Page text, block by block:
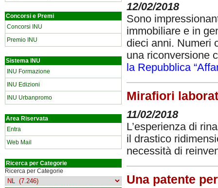
Concorsi e Premi
Concorsi INU
Premio INU
Sistema INU
INU Formazione
INU Edizioni
INU Urbanpromo
Area Riservata
Entra
Web Mail
Ricerca per Categorie
Ricerca per Categorie
12/02/2018
Sono
immobiliare e in
dieci anni. Numeri
una riconversione
la Repubblica
Mirafiori
11/02/2018
L’esperienza di
il drastico
necessità di
Una patente